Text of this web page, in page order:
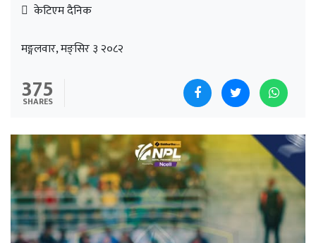
केटिएम दैनिक
मङ्गलवार, मङ्सिर ३ २०८२
375
SHARES